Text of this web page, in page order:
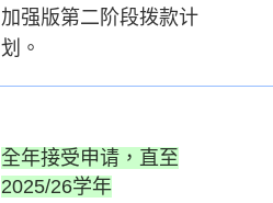
加强版第二阶段拨款计
划。
全年接受申请，直至
2025/26学年